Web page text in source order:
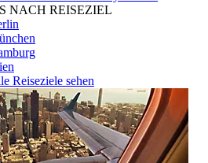
NACH REISEZIEL
Reiseziele sehen